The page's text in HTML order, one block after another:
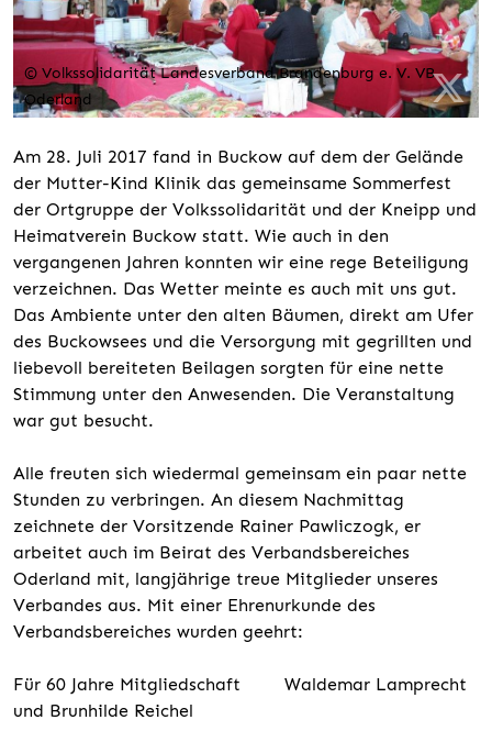
© Volkssolidarität Landesverband Brandenburg e. V. VB
Oderland
Am 28. Juli 2017 fand in Buckow auf dem der Gelände
der Mutter-Kind Klinik das gemeinsame Sommerfest
der Ortgruppe der Volkssolidarität und der Kneipp und
Heimatverein Buckow statt. Wie auch in den
vergangenen Jahren konnten wir eine rege Beteiligung
verzeichnen. Das Wetter meinte es auch mit uns gut.
Das Ambiente unter den alten Bäumen, direkt am Ufer
des Buckowsees und die Versorgung mit gegrillten und
liebevoll bereiteten Beilagen sorgten für eine nette
Stimmung unter den Anwesenden. Die Veranstaltung
war gut besucht.
Alle freuten sich wiedermal gemeinsam ein paar nette
Stunden zu verbringen. An diesem Nachmittag
zeichnete der Vorsitzende Rainer Pawliczogk, er
arbeitet auch im Beirat des Verbandsbereiches
Oderland mit, langjährige treue Mitglieder unseres
Verbandes aus. Mit einer Ehrenurkunde des
Verbandsbereiches wurden geehrt:
Für 60 Jahre Mitgliedschaft Waldemar Lamprecht
und Brunhilde Reichel